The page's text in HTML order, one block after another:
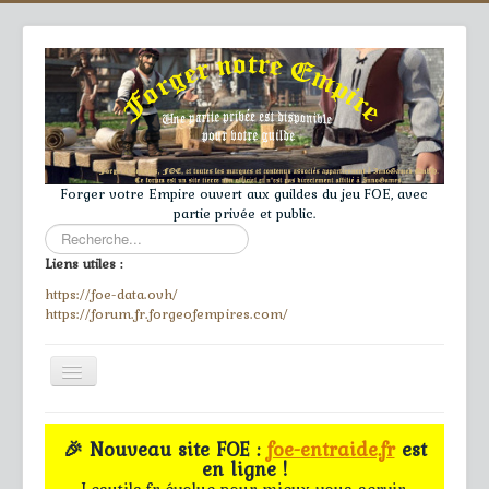
Forger votre Empire ouvert aux guildes du jeu FOE, avec
partie privée et public.
Rechercher
Liens utiles :
https://foe-data.ovh/
https://forum.fr.forgeofempires.com/
Toggle
Navigation
≡
Accueil
🎉 Nouveau site FOE :foe-entraide.frest
en ligne !